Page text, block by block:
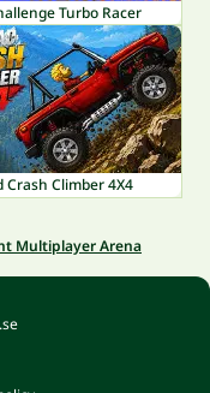
Turbo Racer
Crash Climber 4X4
Multiplayer Arena